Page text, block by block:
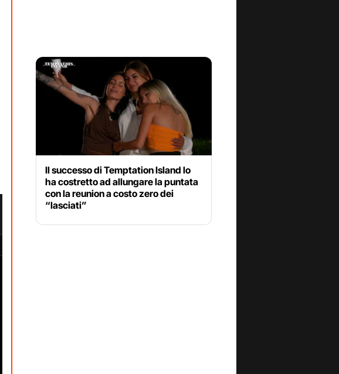
Il successo di Temptation Island lo
ha costretto ad allungare la puntata
con la reunion a costo zero dei
“lasciati”